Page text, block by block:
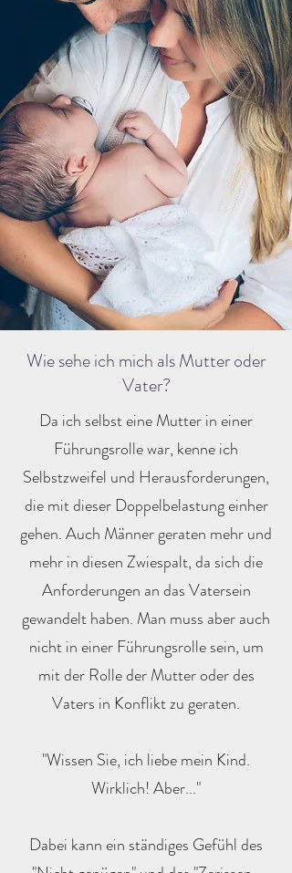
Wie sehe ich mich als Mutter oder
Vater?
Da ich selbst eine Mutter in einer
Führungsrolle war, kenne ich
Selbstzweifel und Herausforderungen,
die mit dieser Doppelbelastung einher
gehen. Auch Männer geraten mehr und
mehr in diesen Zwiespalt, da sich die
Anforderungen an das Vatersein
gewandelt haben. Man muss aber auch
nicht in einer Führungsrolle sein, um
mit der Rolle der Mutter oder des
Vaters in Konflikt zu geraten.
"Wissen Sie, ich liebe mein Kind.
Wirklich! Aber..."
Dabei kann ein ständiges Gefühl des